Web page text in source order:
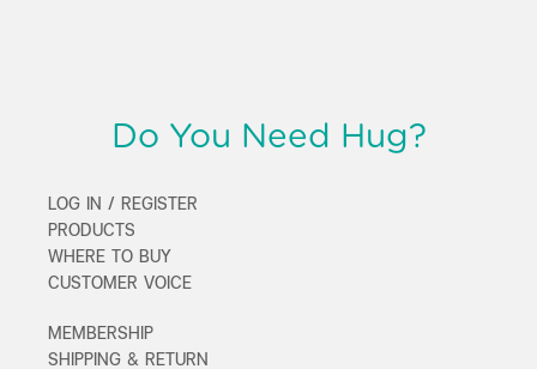
Do You Need Hug?
LOG IN / REGISTER
PRODUCTS
WHERE TO BUY
CUSTOMER VOICE
MEMBERSHIP
SHIPPING & RETURN